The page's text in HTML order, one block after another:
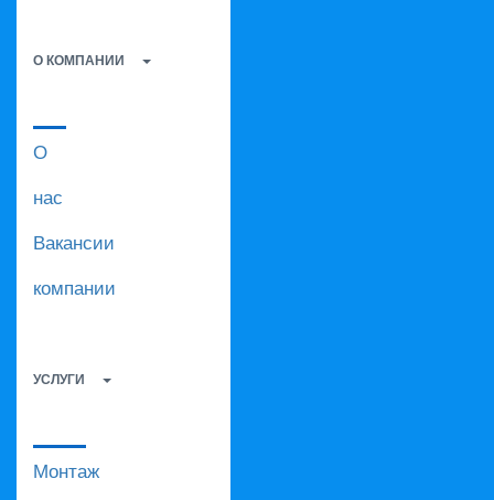
О КОМПАНИИ
О
нас
Вакансии
компании
УСЛУГИ
Монтаж